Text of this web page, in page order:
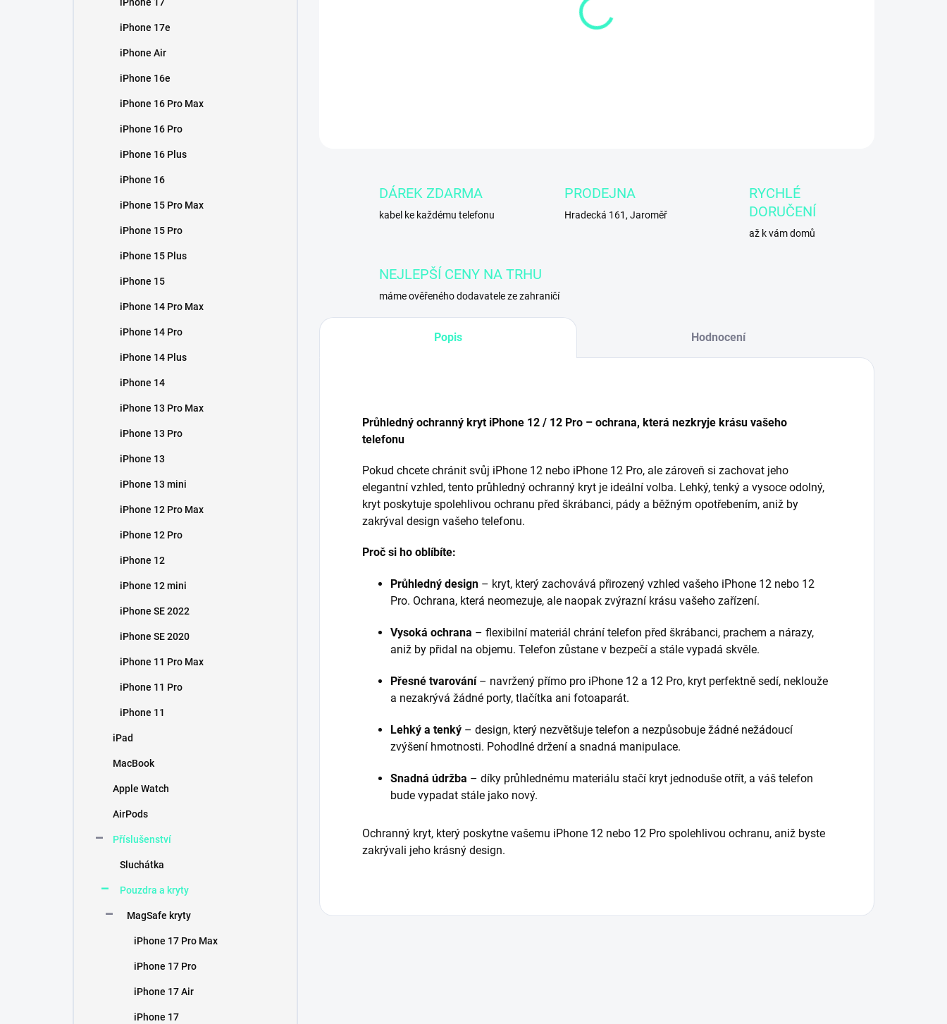
iPhone 17e
iPhone Air
iPhone 16e
iPhone 16 Pro Max
iPhone 16 Pro
iPhone 16 Plus
iPhone 16
iPhone 15 Pro Max
iPhone 15 Pro
iPhone 15 Plus
iPhone 15
iPhone 14 Pro Max
iPhone 14 Pro
iPhone 14 Plus
iPhone 14
iPhone 13 Pro Max
iPhone 13 Pro
iPhone 13
iPhone 13 mini
iPhone 12 Pro Max
iPhone 12 Pro
iPhone 12
iPhone 12 mini
iPhone SE 2022
iPhone SE 2020
iPhone 11 Pro Max
iPhone 11 Pro
iPhone 11
iPad
MacBook
Apple Watch
AirPods
Příslušenství
Sluchátka
Pouzdra a kryty
MagSafe kryty
iPhone 17 Pro Max
iPhone 17 Pro
iPhone 17 Air
iPhone 17
DÁREK ZDARMA
kabel ke každému telefonu
PRODEJNA
Hradecká 161, Jaroměř
RYCHLÉ
DORUČENÍ
až k vám domů
NEJLEPŠÍ CENY NA TRHU
máme ověřeného dodavatele ze zahraničí
Popis Hodnocení
Průhledný ochranný kryt iPhone 12 / 12 Pro – ochrana, která nezkryje krásu vašeho
telefonu
Pokud chcete chránit svůj iPhone 12 nebo iPhone 12 Pro, ale zároveň si zachovat jeho
elegantní vzhled, tento průhledný ochranný kryt je ideální volba. Lehký, tenký a vysoce odolný,
kryt poskytuje spolehlivou ochranu před škrábanci, pády a běžným opotřebením, aniž by
zakrýval design vašeho telefonu.
Proč si ho oblíbíte:
Průhledný design – kryt, který zachovává přirozený vzhled vašeho iPhone 12 nebo 12
Pro. Ochrana, která neomezuje, ale naopak zvýrazní krásu vašeho zařízení.
Vysoká ochrana – flexibilní materiál chrání telefon před škrábanci, prachem a nárazy,
aniž by přidal na objemu. Telefon zůstane v bezpečí a stále vypadá skvěle.
Přesné tvarování– navržený přímo pro iPhone 12 a 12 Pro, kryt perfektně sedí, neklouže
a nezakrývá žádné porty, tlačítka ani fotoaparát.
Lehký a tenký – design, který nezvětšuje telefon a nezpůsobuje žádné nežádoucí
zvýšení hmotnosti. Pohodlné držení a snadná manipulace.
Snadná údržba – díky průhlednému materiálu stačí kryt jednoduše otřít, a váš telefon
bude vypadat stále jako nový.
Ochranný kryt, který poskytne vašemu iPhone 12 nebo 12 Pro spolehlivou ochranu, aniž byste
zakrývali jeho krásný design.